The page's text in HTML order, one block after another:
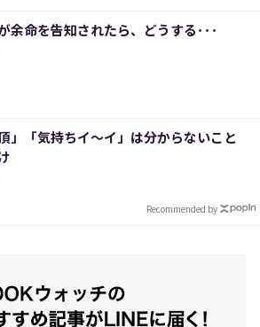
余命を告知されたら、どうする･･･
頂」「気持ちイ～イ」は分からないこと
Recommended by